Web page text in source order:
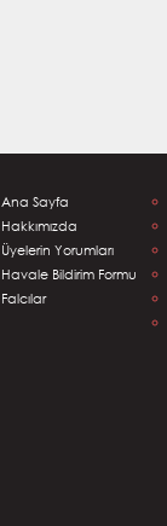
Şeyma S.
:) Çok güzel bakımdı eline
sağlık.
Gizemli Mehmet
Ana Sayfa
Hakkımızda
Üyelerin Yorumları
Havale Bildirim Formu
Falcılar